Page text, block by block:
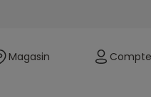
Magasin Compte